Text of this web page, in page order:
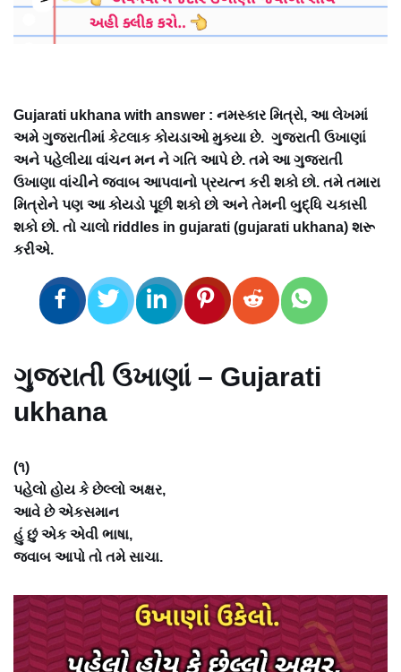
Gujarati ukhana with answer : નમસ્કાર મિત્રો, આ લેખમાં
અમે ગુજરાતીમાં કેટલાક કોયડાઓ મુક્યા છે. ગુજરાતી ઉખાણાં
અને પહેલીયા વાંચન મન ને ગતિ આપે છે. તમે આ ગુજરાતી
ઉખાણા વાંચીને જવાબ આપવાનો પ્રયત્ન કરી શકો છો. તમે તમારા
મિત્રોને પણ આ કોયડો પૂછી શકો છો અને તેમની બુદ્ધિ ચકાસી
શકો છો. તો ચાલો riddles in gujarati (gujarati ukhana) શરૂ
કરીએ.
ગુજરાતી ઉખાણાં – Gujarati
ukhana
(૧)
પહેલો હોય કે છેલ્લો અક્ષર,
આવે છે એકસમાન
હું છું એક એવી ભાષા,
જવાબ આપો તો તમે સાચા.